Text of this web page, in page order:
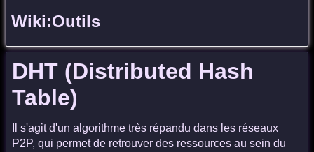
Wiki:Outils
DHT (Distributed Hash
Table)
Il s'agit d'un algorithme très répandu dans les réseaux
P2P, qui permet de retrouver des ressources au sein du